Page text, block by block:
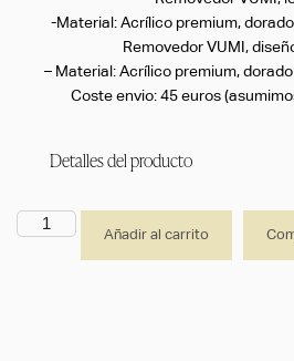
-Material: Acrílico premium,
Removedor VUMI,
– Material: Acrílico premium,
Coste envio: 45 euros
Detalles del producto
Añadir al carrito